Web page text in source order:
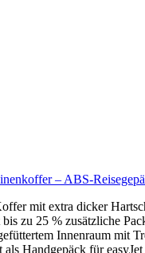
– ABS-
mit extra dicker
zu 25 % zusätzliche
Innenraum mit
als Handgepäck für